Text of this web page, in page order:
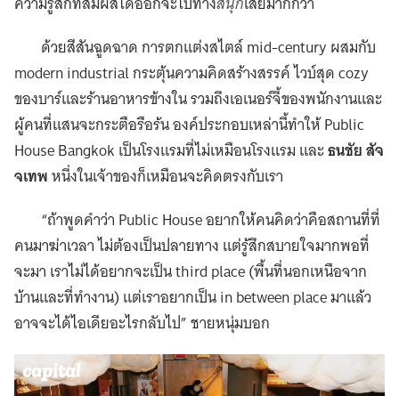
ด้วยสีสันฉูดฉาด การตกแต่งสไตล์ mid-century ผสมกับ
modern industrial กระตุ้นความคิดสร้างสรรค์ ไวบ์สุด cozy
ของบาร์และร้านอาหารข้างใน รวมถึงเอเนอร์จี้ของพนักงานและ
ผู้คนที่แสนจะกระตือรือร้น องค์ประกอบเหล่านี้ทำให้ Public
House Bangkok เป็นโรงแรมที่ไม่เหมือนโรงแรม และธนชัย สัจ
จเทพหนึ่งในเจ้าของก็เหมือนจะคิดตรงกับเรา
“ถ้าพูดคำว่า Public House อยากให้คนคิดว่าคือสถานที่ที่
คนมาฆ่าเวลา ไม่ต้องเป็นปลายทาง แต่รู้สึกสบายใจมากพอที่
จะมา เราไม่ได้อยากจะเป็น third place (พื้นที่นอกเหนือจาก
บ้านและที่ทำงาน) แต่เราอยากเป็น in between place มาแล้ว
อาจจะได้ไอเดียอะไรกลับไป” ชายหนุ่มบอก